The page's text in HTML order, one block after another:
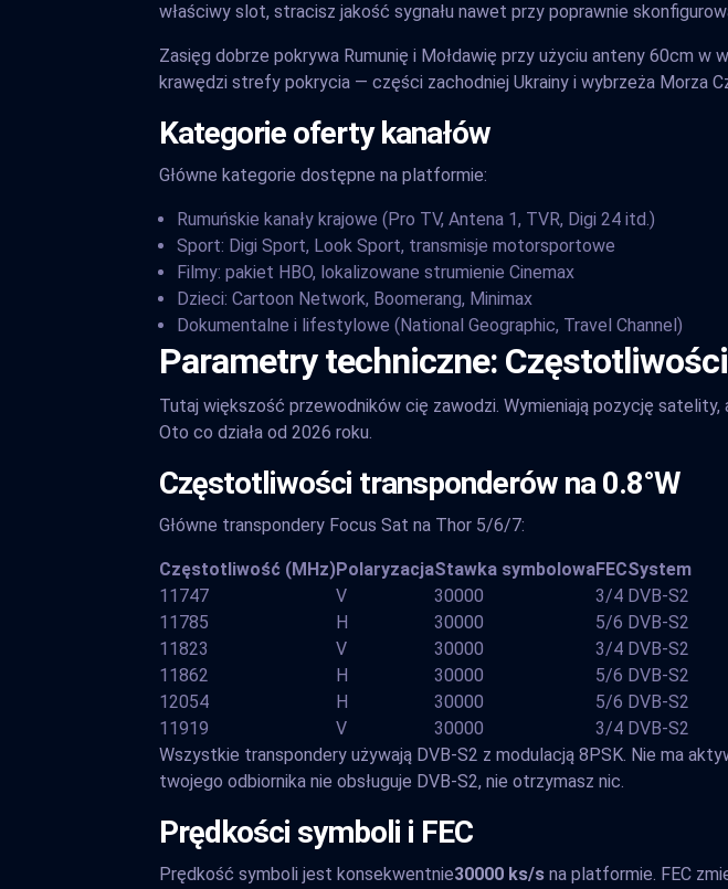
właściwy slot, stracisz jakość sygnału nawet przy poprawnie
Zasięg dobrze pokrywa Rumunię i Mołdawię przy użyciu anteny 60cm
krawędzi strefy pokrycia — części zachodniej Ukrainy i wybrzeża Morza
Kategorie oferty kanałów
Główne kategorie dostępne na platformie:
Rumuńskie kanały krajowe (Pro TV, Antena 1, TVR, Digi 24 itd.)
Sport: Digi Sport, Look Sport, transmisje motorsportowe
Filmy: pakiet HBO, lokalizowane strumienie Cinemax
Dzieci: Cartoon Network, Boomerang, Minimax
Dokumentalne i lifestylowe (National Geographic, Travel Channel)
Parametry techniczne:
Tutaj większość przewodników cię zawodzi. Wymieniają pozycję
Oto co działa od 2026 roku.
Częstotliwości transponderów na 0.8°W
Główne transpondery Focus Sat na Thor 5/6/7:
Częstotliwość (MHz)PolaryzacjaStawka symbolowaFECSystem
11747
V 30000 3/4 DVB-S2
11785
H 30000 5/6 DVB-S2
11823
V 30000 3/4 DVB-S2
11862
H 30000 5/6 DVB-S2
12054
H 30000 5/6 DVB-S2
11919
V 30000 3/4 DVB-S2
Wszystkie transpondery używają DVB-S2 z modulacją 8PSK. Nie ma
twojego odbiornika nie obsługuje DVB-S2, nie otrzymasz nic.
Prędkości symboli i FEC
Prędkość symboli jest konsekwentnie30000 ks/s na platformie. FEC